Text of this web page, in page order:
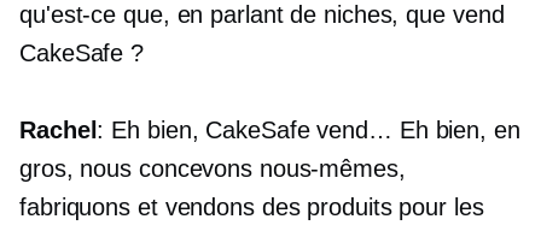
qu'est-ce que, en parlant de niches, que vend
CakeSafe ?
Rachel : Eh bien, CakeSafe vend… Eh bien, en
gros, nous concevons nous-mêmes,
fabriquons et vendons des produits pour les